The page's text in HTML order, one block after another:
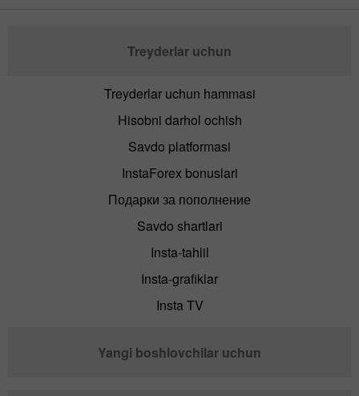
Treyderlar uchun
Treyderlar uchun hammasi
Hisobni darhol ochish
Savdo platformasi
InstaForex bonuslari
Подарки за пополнение
Savdo shartlari
Insta-tahlil
Insta-grafiklar
Insta TV
Yangi boshlovchilar uchun